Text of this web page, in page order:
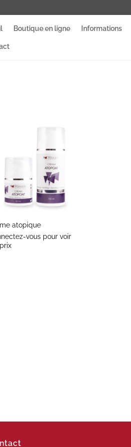
Boutique en ligne Informations
atopique
vous pour voir